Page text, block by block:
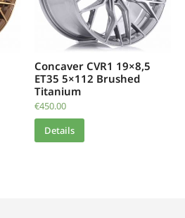
Concaver CVR1 19×8,5
ET35 5×112 Brushed
Titanium
€450.00
Details